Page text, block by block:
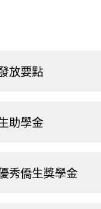
放要點
助學金
秀僑生獎學金